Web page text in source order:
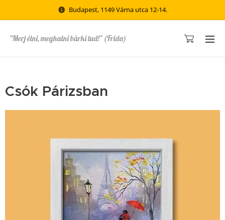
Budapest, 1149 Várna utca 12-14.
"Merj élni, meghalni bárki tud!" (Frida)
Csók Párizsban